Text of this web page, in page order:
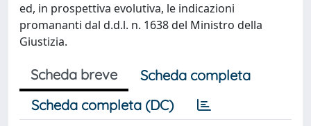
ed, in prospettiva evolutiva, le indicazioni
promananti dal d.d.l. n. 1638 del Ministro della
Giustizia.
Scheda breve
Scheda completa
Scheda completa (DC)